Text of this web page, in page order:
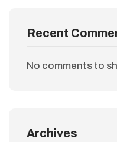
Recent
No comments to
Archives